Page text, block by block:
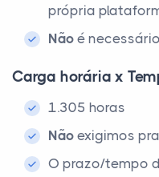
própria
Não é
Carga horária x
1.305 horas
Não exigimos
O prazo/tempo